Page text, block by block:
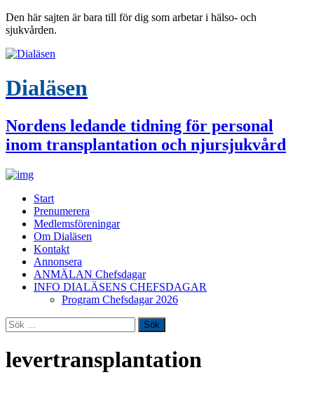
Den här sajten är bara till för dig som arbetar i hälso- och
sjukvården.
Dialäsen
Nordens ledande tidning för personal
inom transplantation och njursjukvård
Start
Prenumerera
Medlemsföreningar
Om Dialäsen
Kontakt
Annonsera
ANMÄLAN Chefsdagar
INFO DIALÄSENS CHEFSDAGAR
Program Chefsdagar 2026
Sök
efter:
levertransplantation